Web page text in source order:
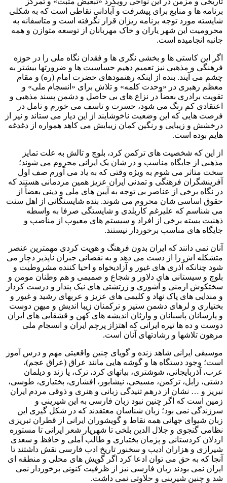
برنامه ها و منابع برای پیشرفت و آبادانی نقاطی است که به شکلی
شایسته مورد توجه برنامه ریزان قرار نگرفته است و متاسفانه به
محرومیت این شهر یاران و خاک مهربانان از توسعه متوازن و همه
جانبه انجامیده است.
اگر این کاستی ها و بخشی نگری ها و فقدان نگاه ملی را در حوزه
فرهنگی و مذهبی نیز تعمیم دهیم حساسیت ها و ضرورتها بیشتر به
چشم می آیند. بنده از اینکه رهنمودهای حضرت امام (ره) و مقام
معظم رهبری در «وحدت کلمه» و تلاش برای «انسجام ملی» و
تقویت برادری بعضاً در نزاع های بی حاصل و دشمن پسند مذهبی و
اعتقادی کم رنگ می شود، حسرت و تاسف می خورم و تامل در
فرصت هایی که این وضعیت ناخوشایند از این دیار می ستاند و نیز از
درخشش و زیبایی و رنگین کمان زیبایش می کاهد همواره از دغدغه
هایم بوده است.
از این که شخصیت های ترکمن کرد، بلوچ و تالش به علت تمایز
مذهبی از جایگاه مناسب و در شان یک ایرانی محروم می شوند؛
سخت متاثر می شوم به ویژه وقتی که به یاد می آورم صف اول
آفرینشگران فرهنگی و تمدنی ایران عزیز همین مردمانی هستند که
در نگاه برخی از عناصر بی توجه به آیین های ملی و دینی بعضاً از
حقوق اساسی شان محروم می شوند. بنده شایستگانی از اهل سنت
می شناسم که علیرغم کاربلدی و شایستگی صرفا به واسطه
ذهنیت بسته برخی از افراد و سیستم های معیوب از مناصب و
جایگاه های مناسب برخوردار نیستند.
آنان نمی دانند که ایران بدون فرهنگ و هویت کردی مهمترین عنصر
متشکله اش را از دست می دهد و به نقصانی جبران ناپذیر دچار می
شود چنانکه آذری های غیور و آزادیخواه و احیا کننده مشروطیت و
بلوچ و سیستانی های دلاور و شجاع و صمیمی و هم وطنان مومن و
سختکوش ارمنی و آشوری و زرتشتی های نیک پندار و درست کردار
و مندایی های پاک نهاد و کلیمی های عزیز و عربهای رشید و غیور و
بختیاری و لرهای دشمن ستیز و ترکمنان زیبا اندیش و میهن دوست
و پارسانان پاسبانان و وارثان اندیشه های کهن و قشقایی های ایران
دوست و ده ها تیره ایرانی که اهتزاز پرچم ایران و انسجام ملی
مرهون تلاشها و رشادتهای آنان است.
موسیقی ایرانی شاهد زنده و گویای چنین واقعیتی مهم و درس آموز
است؛ وجود دستگاه ها و گوشه هایی مانند عراق (عراق عجم)،
عرب، آذربایجانی، شوشتری، بیاتهای کرد، ترک، یا زند و دیلمان
دشتی، زابل، ترکمن، مسیحی، نیشابور، افشاری، بختیاری، طوسی،
نیریز و … نشان از درهم تنیدگی زبانی و هنری و ذوقی مردم ایران
زمین است که اگر چنین نبود زبان فارسی به این شیرینی و
سرزندگی نمی بود؛ زبان شناسان معتقدند که در شکل گیری این
زبان شیوای جهانی همه نقاط و گویشوران ایرانی از قطران تبریزی
نظامی گنجوی و جلال الدین بلخی تا شهریار شعر ایرانی تا مستوره
اردلان کردستانی و پژمان بختیاری و طالب آملی و حافظ و سعدی
شیرازی و هزاران ادیب و سخنور تاریخ ادب فارسی نقش داشتند تا
آنجا که به حق می توان ادعا کرد اگر گویش های محلی و منطقه ای
ایران نمی بودند زبان فارسی نیز از ظرفیت کنونی برخوردار نمی
شد و چنین شیرینی و حلاوتی نمی داشت.